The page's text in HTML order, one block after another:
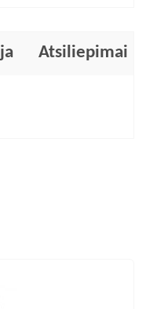
Atsiliepimai